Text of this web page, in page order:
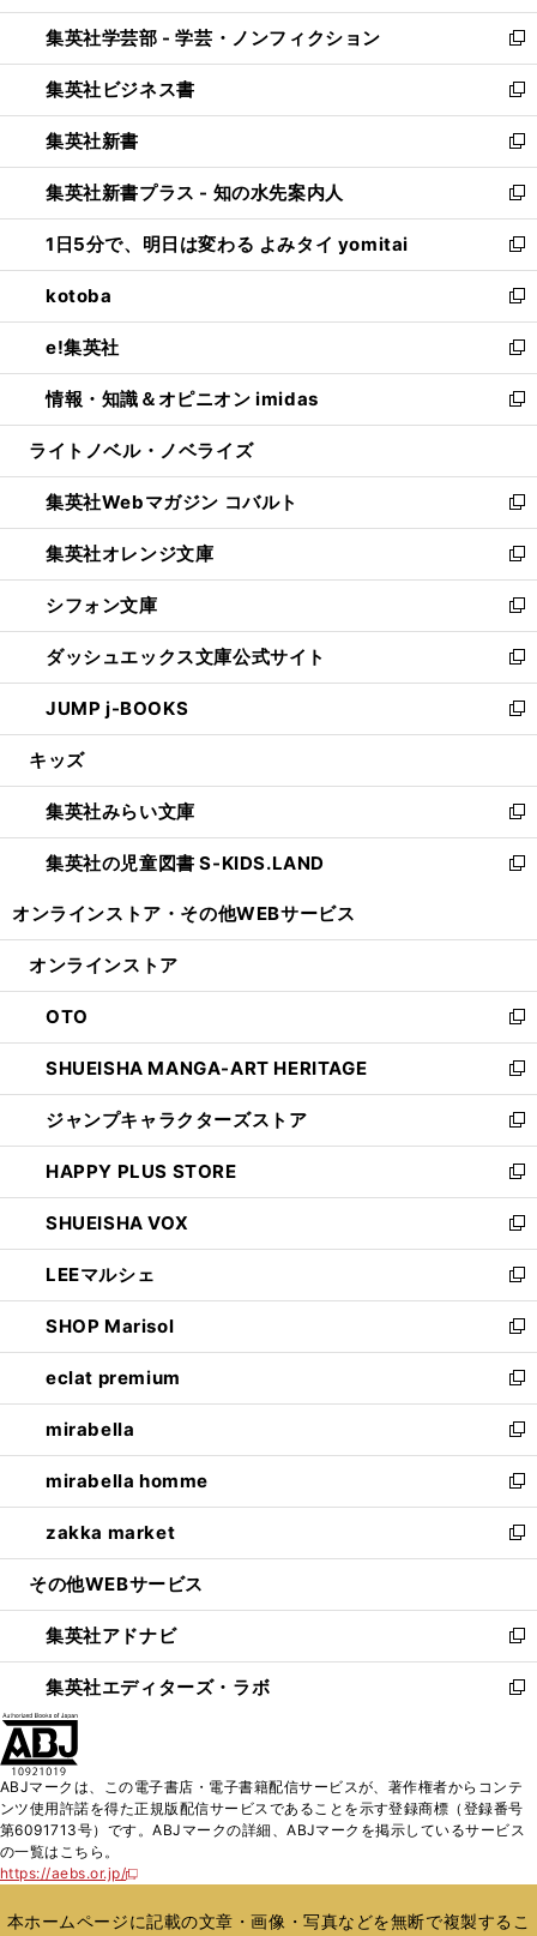
開
く
ウ
で
開
く
ン
ド
ウ
で
開
く
ウ
ィ
ン
ド
ウ
で
開
く
集英社学芸部 - 学芸・ノンフィクション
新
し
い
ウ
ィ
ン
ド
ウ
で
開
く
集英社ビジネス書
新
し
い
ウ
ィ
ン
ド
ウ
で
開
く
集英社新書
新
し
い
ウ
ィ
ン
ド
ウ
で
開
く
集英社新書プラス - 知の水先案内人
新
し
い
ウ
ィ
ン
ド
ウ
で
開
1日5分で、明日は変わる よみタイ yomitai
新
し
い
ウ
ィ
ン
ド
ウ
開
く
kotoba
新
し
い
ウ
ィ
ン
ウ
で
開
く
e!集英社
新
し
い
ウ
ン
ド
ウ
で
開
く
情報・知識＆オピニオン imidas
新
し
ウ
ィ
ン
ド
ウ
で
開
く
ライトノベル・ノベライズ
集英社Webマガジン コバルト
新
し
い
ウ
ィ
ン
ド
ウ
で
開
集英社オレンジ文庫
新
し
い
ウ
ィ
ン
ド
ウ
開
く
シフォン文庫
新
し
い
ウ
ィ
ン
ウ
で
開
く
ダッシュエックス文庫公式サイト
新
し
い
ウ
ン
ド
ウ
で
JUMP j-BOOKS
新
し
ウ
ィ
ン
ド
開
キッズ
集英社みらい文庫
新
し
い
ン
ウ
で
開
く
集英社の児童図書 S-KIDS.LAND
新
ウ
ン
ド
ウ
で
開
く
オンラインストア・ その他WEBサービス
オンラインストア
OTO
新
し
い
ウ
ィ
ン
ド
ウ
で
開
く
SHUEISHA MANGA-ART HERITAGE
新
し
い
ウ
ィ
ン
ド
ウ
で
開
く
ジャンプキャラクターズストア
新
し
い
ウ
ィ
ン
ド
ウ
で
開
く
HAPPY PLUS STORE
新
し
い
ウ
ィ
ン
ド
ウ
で
開
く
SHUEISHA VOX
新
し
い
ウ
ィ
ン
ド
ウ
で
開
く
LEEマルシェ
新
し
い
ウ
ィ
ン
ド
ウ
で
開
く
SHOP Marisol
新
し
い
ウ
ィ
ン
ド
ウ
で
開
eclat premium
新
し
い
ウ
ィ
ン
ド
ウ
開
く
mirabella
新
し
い
ウ
ィ
ン
ウ
で
開
く
mirabella homme
新
し
い
ウ
ン
ド
ウ
で
zakka market
新
し
ウ
ィ
ン
ド
く
その他WEBサービス
集英社アドナビ
新
し
い
ド
ウ
で
集英社エディターズ・ラボ
新
ィ
ン
ド
開
ABJマークは、この電子書店・電子書籍配信サービスが、著作権者からコンテ
ンツ使用許諾を得た正規版配信サービスであることを示す登録商標（登録番号
第6091713号）です。ABJマークの詳細、ABJマークを掲示しているサービス
の一覧はこちら。
https://aebs.or.jp/
新
い
本ホームページに記載の文章・画像・写真などを無断で複製するこ